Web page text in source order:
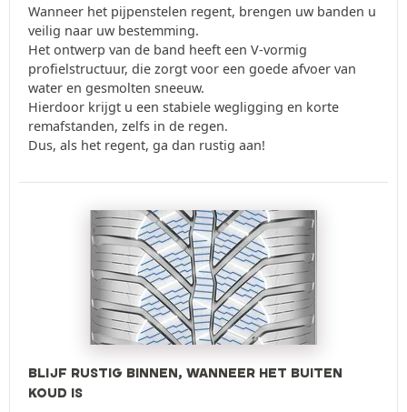
Wanneer het pijpenstelen regent, brengen uw banden u
veilig naar uw bestemming.
Het ontwerp van de band heeft een V-vormig
profielstructuur, die zorgt voor een goede afvoer van
water en gesmolten sneeuw.
Hierdoor krijgt u een stabiele wegligging en korte
remafstanden, zelfs in de regen.
Dus, als het regent, ga dan rustig aan!
BLIJF RUSTIG BINNEN, WANNEER HET BUITEN
KOUD IS